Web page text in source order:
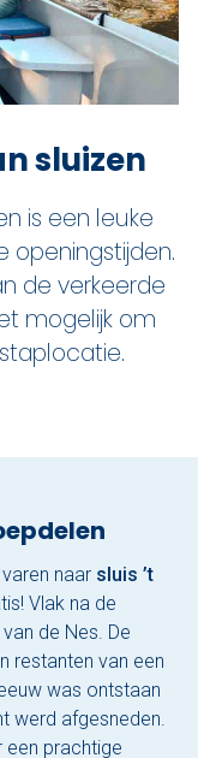
sluizen
is een leuke
openingstijden.
de verkeerde
mogelijk om
naar sluis ’t
Vlak na de
de Nes. De
restanten van een
was ontstaan
werd afgesneden.
een prachtige